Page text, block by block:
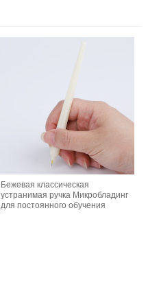
Бежевая классическая
устранимая ручка Микробладинг
для постоянного обучения